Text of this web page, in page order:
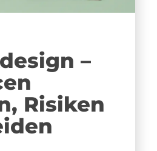
–
Risiken